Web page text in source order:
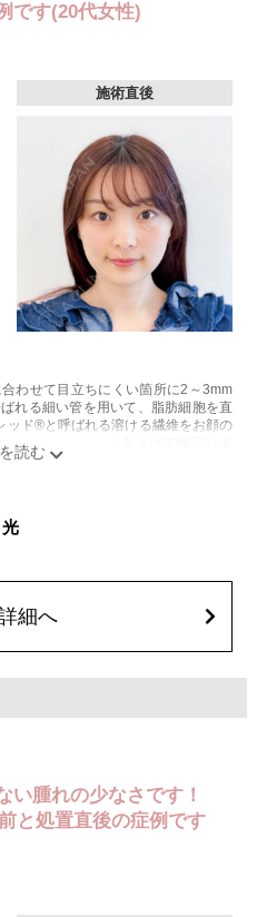
です(20代女性)
施術直後
わせて目立ちにくい箇所に2～3mm
れる細い管を用いて、脂肪細胞を直
ッド®と呼ばれる溶ける繊維をお顔の
皮膚を内側から引き上げて固定しま
しびれ、むくみ、内出血、引き攣れ
ざいます。また、稀に貧血、細菌感
、ぼこつき、硬結、瘢痕化、色素沈
出などを生じることがございます。
円(税込)
細へ
い腫れの少なさです！
と処置直後の症例です